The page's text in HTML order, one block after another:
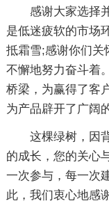
感谢大家选择
是低迷疲软的市场
抵霜雪;感谢你们关
不懈地努力奋斗着
桥梁，为赢得了客
为产品辟开了广阔
这棵绿树，因
的成长，您的关心
一次参与，每一次
此，我们衷心地感